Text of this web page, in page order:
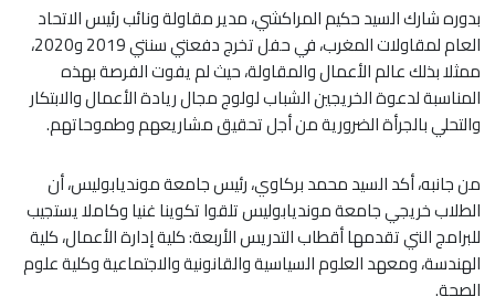
بدوره شارك السيد حكيم المراكشي، مدير مقاولة ونائب رئيس الاتحاد
العام لمقاولات المغرب، في حفل تخرج دفعتي سنتي 2019 و2020،
ممثلا بذلك عالم الأعمال والمقاولة، حيث لم يفوت الفرصة بهذه
المناسبة لدعوة الخريجين الشباب لولوج مجال ريادة الأعمال والابتكار
والتحلي بالجرأة الضرورية من أجل تحقيق مشاريعهم وطموحاتهم.
من جانبه، أكد السيد محمد بركاوي، رئيس جامعة مونديابوليس، أن
الطلاب خريجي جامعة مونديابوليس تلقوا تكوينا غنيا وكاملا يستجيب
للبرامج التي تقدمها أقطاب التدريس الأربعة: كلية إدارة الأعمال، كلية
الهندسة، ومعهد العلوم السياسية والقانونية والاجتماعية وكلية علوم
الصحة.